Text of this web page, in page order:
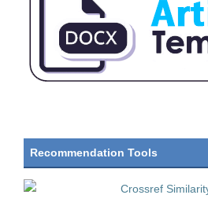
Recommendation Tools